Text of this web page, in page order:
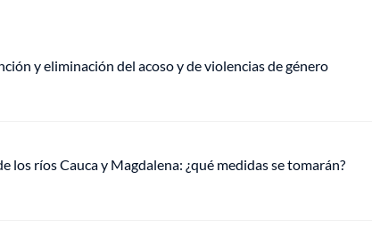
y eliminación del acoso y de violencias de género
los ríos Cauca y Magdalena: ¿qué medidas se tomarán?